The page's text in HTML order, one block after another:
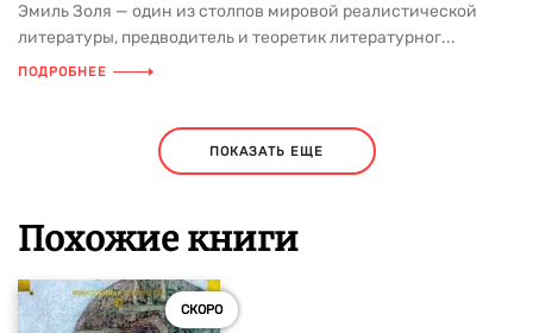
Эмиль Золя — один из столпов мировой реалистической
литературы, предводитель и теоретик литературног...
ПОДРОБНЕЕ
ПОКАЗАТЬ ЕЩЕ
Похожие книги
СКОРО